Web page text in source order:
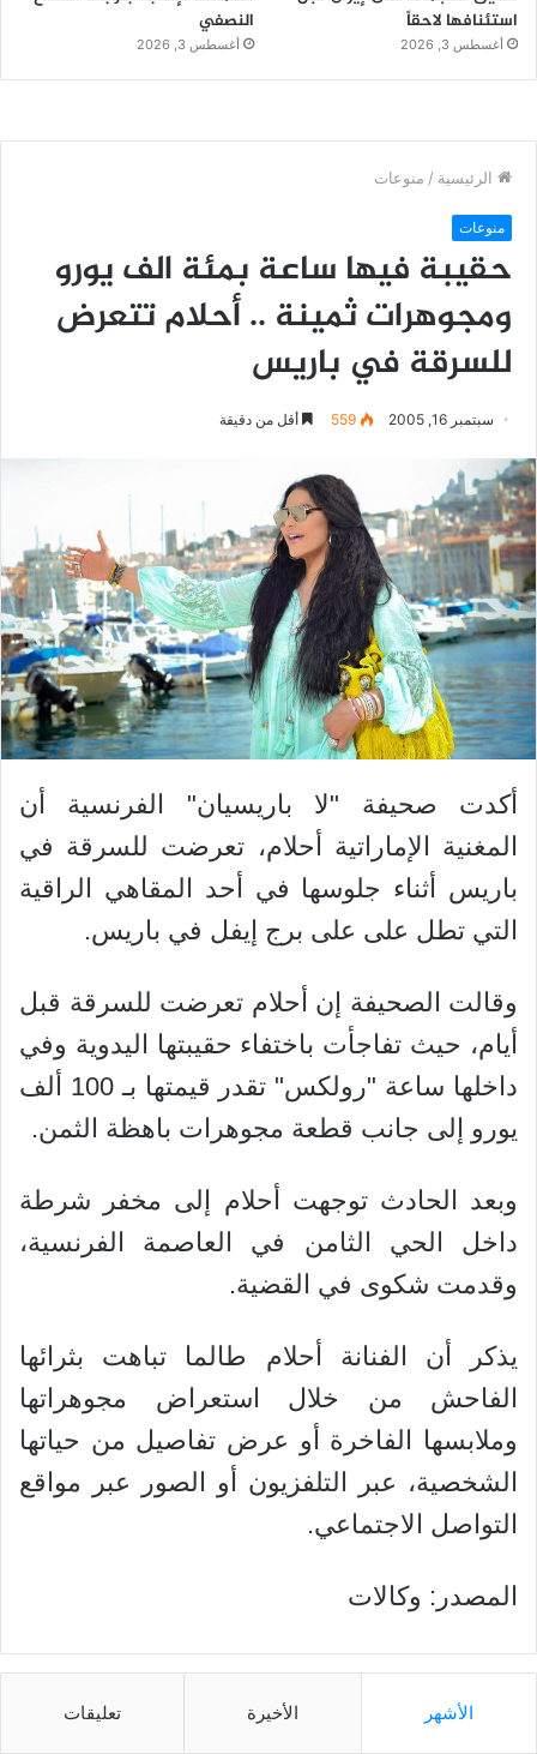
استئنافها لاحقاً
أغسطس 3, 2026
النصفي
أغسطس 3, 2026